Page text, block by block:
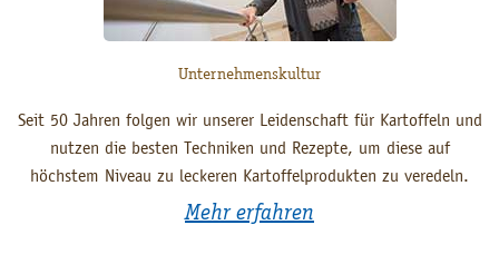
Unternehmenskultur
Seit 50 Jahren folgen wir unserer Leidenschaft für Kartoffeln und
nutzen die besten Techniken und Rezepte, um diese auf
höchstem Niveau zu leckeren Kartoffelprodukten zu veredeln.
Mehr erfahren